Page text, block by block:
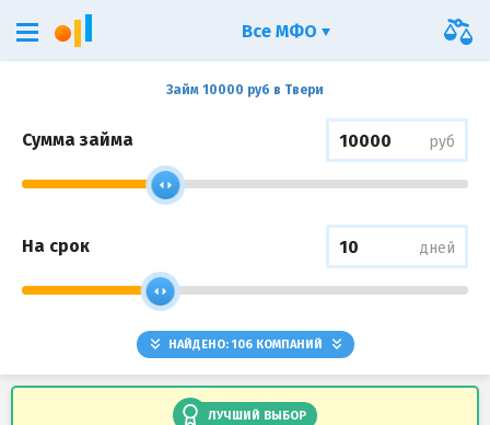
Займ 10000 руб в Твери
Сумма займа руб
На срок дней
НАЙДЕНО:106КОМПАНИЙ
ЛУЧШИЙ ВЫБОР
Все МФО